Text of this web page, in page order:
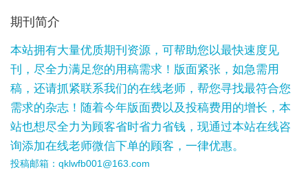
期刊简介
本站拥有大量优质期刊资源，可帮助您以最快速度见
刊，尽全力满足您的用稿需求！版面紧张，如急需用
稿，还请抓紧联系我们的在线老师，帮您寻找最符合您
需求的杂志！随着今年版面费以及投稿费用的增长，本
站也想尽全力为顾客省时省力省钱，现通过本站在线咨
询添加在线老师微信下单的顾客，一律优惠。
投稿邮箱：qklwfb001@163.com